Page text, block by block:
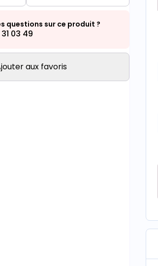
questions sur ce produit ?
03 49
aux favoris